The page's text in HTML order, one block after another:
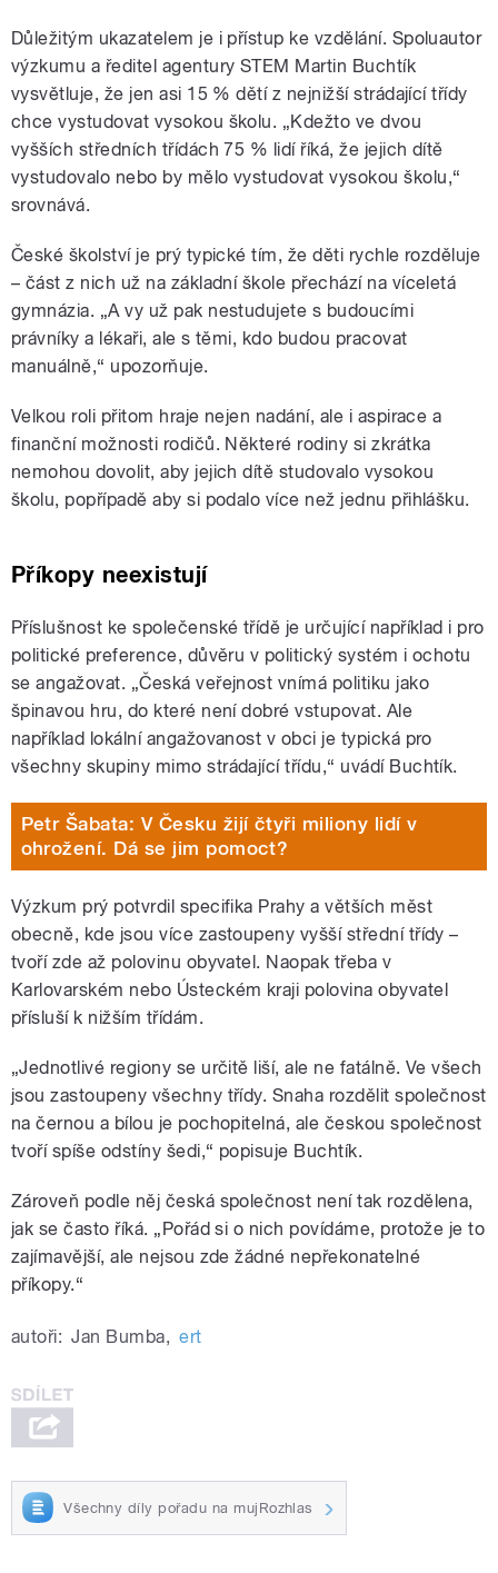
Důležitým ukazatelem je i přístup ke vzdělání. Spoluautor
výzkumu a ředitel agentury STEM Martin Buchtík
vysvětluje, že jen asi 15 % dětí z nejnižší strádající třídy
chce vystudovat vysokou školu. „Kdežto ve dvou
vyšších středních třídách 75 % lidí říká, že jejich dítě
vystudovalo nebo by mělo vystudovat vysokou školu,“
srovnává.
České školství je prý typické tím, že děti rychle rozděluje
– část z nich už na základní škole přechází na víceletá
gymnázia. „A vy už pak nestudujete s budoucími
právníky a lékaři, ale s těmi, kdo budou pracovat
manuálně,“ upozorňuje.
Velkou roli přitom hraje nejen nadání, ale i aspirace a
finanční možnosti rodičů. Některé rodiny si zkrátka
nemohou dovolit, aby jejich dítě studovalo vysokou
školu, popřípadě aby si podalo více než jednu přihlášku.
Příkopy neexistují
Příslušnost ke společenské třídě je určující například i pro
politické preference, důvěru v politický systém i ochotu
se angažovat. „Česká veřejnost vnímá politiku jako
špinavou hru, do které není dobré vstupovat. Ale
například lokální angažovanost v obci je typická pro
všechny skupiny mimo strádající třídu,“ uvádí Buchtík.
Petr Šabata: V Česku žijí čtyři miliony lidí v
ohrožení. Dá se jim pomoct?
Výzkum prý potvrdil specifika Prahy a větších měst
obecně, kde jsou více zastoupeny vyšší střední třídy –
tvoří zde až polovinu obyvatel. Naopak třeba v
Karlovarském nebo Ústeckém kraji polovina obyvatel
přísluší k nižším třídám.
„Jednotlivé regiony se určitě liší, ale ne fatálně. Ve všech
jsou zastoupeny všechny třídy. Snaha rozdělit společnost
na černou a bílou je pochopitelná, ale českou společnost
tvoří spíše odstíny šedi,“ popisuje Buchtík.
Zároveň podle něj česká společnost není tak rozdělena,
jak se často říká. „Pořád si o nich povídáme, protože je to
zajímavější, ale nejsou zde žádné nepřekonatelné
příkopy.“
autoři: Jan Bumba, ert
Všechny díly pořadu na mujRozhlas